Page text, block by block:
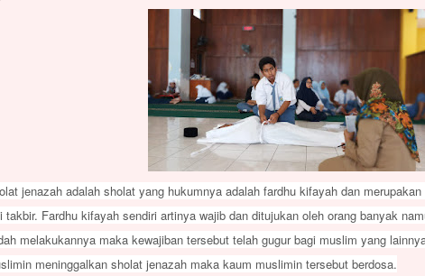
jenazah adalah sholat yang hukumnya adalah fardhu kifayah dan
takbir. Fardhu kifayah sendiri artinya wajib dan ditujukan oleh orang banyak
melakukannya maka kewajiban tersebut telah gugur bagi muslim yang
meninggalkan sholat jenazah maka kaum muslimin tersebut berdosa.